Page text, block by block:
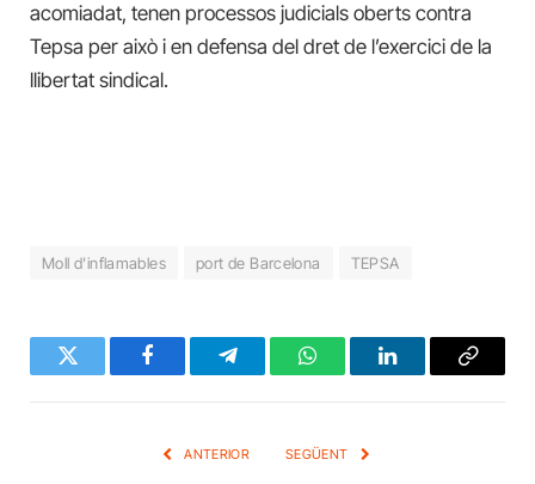
acomiadat, tenen processos judicials oberts contra
Tepsa per això i en defensa del dret de l’exercici de la
llibertat sindical.
Moll d'inflamables port de Barcelona TEPSA
Twitter FacebookTelegramWhatsAppLinkedInCopy
ANTERIOR SEGÜENT